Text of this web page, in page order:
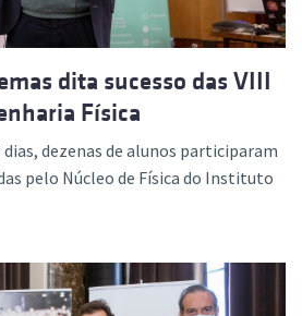
dita sucesso das VIII
Física
dezenas de alunos participaram
pelo Núcleo de Física do Instituto